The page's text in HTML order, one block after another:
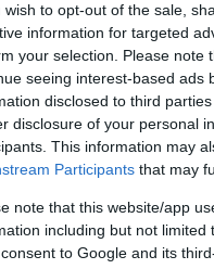
wish to opt-out of the sale,
information for targeted
your selection. Please note
seeing interest-based ads
disclosed to third
disclosure of your personal
This information may
Participants that may
note that this website/app
including but not
to Google and its
ΠΟΛΙΤΙΚΗ
Φωτίου
«Δεν